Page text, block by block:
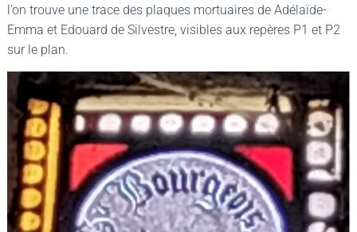
l’on trouve une trace des plaques mortuaires de Adélaïde-
Emma et Edouard de Silvestre, visibles aux repères P1 et P2
sur le plan.